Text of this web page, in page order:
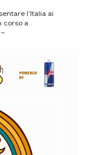
l’Italia ai
corso a